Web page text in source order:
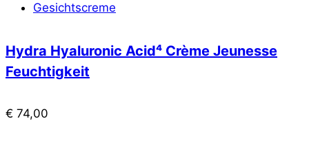
Gesichtscreme
Hydra Hyaluronic Acid⁴ Crème Jeunesse
Feuchtigkeit
€ 74,00